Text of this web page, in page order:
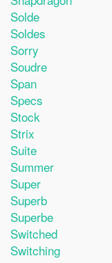
Solde
Soldes
Sorry
Soudre
Span
Specs
Stock
Strix
Suite
Summer
Super
Superb
Superbe
Switched
Switching